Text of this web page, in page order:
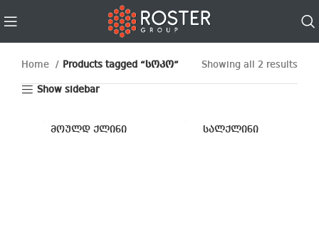
Home Products tagged “სოკო” Showing all 2 results
Show sidebar
მოულდ ქლინი სალქლინი